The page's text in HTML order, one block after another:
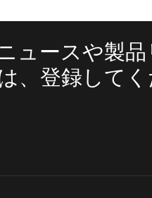
ュースや製
、登録してく